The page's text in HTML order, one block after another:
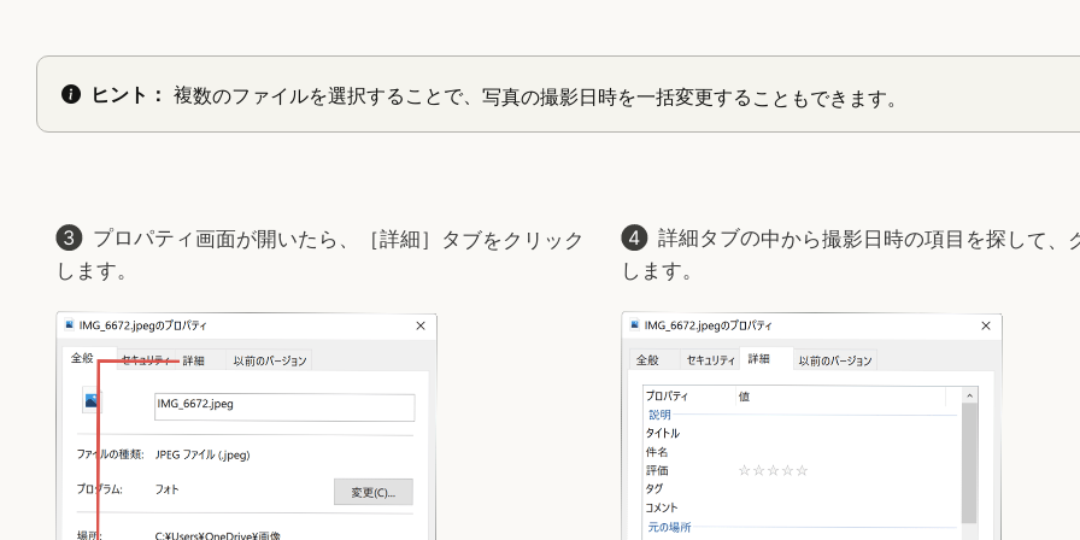
ヒント： 複数のファイルを選択することで、写真の撮影日時を一括変更することもできます。
プロパティ画面が開いたら、［詳細］タブをクリック
します。
詳細タブの中から撮影日時の項目を探して、
します。